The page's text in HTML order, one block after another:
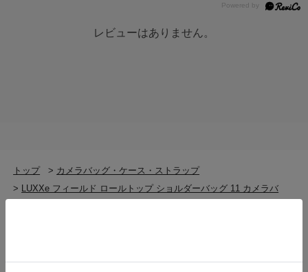
三脚固定ストラップ×2レビューはありません。
トップ > カメラバッグ・ケース・ストラップ
> LUXXe フィールド ロールトップ ショルダーバッグ 11 カメラバ
ッグ SLX-FRSB11BC（アウトレット）